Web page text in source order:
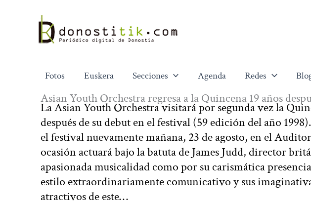
contenido
Fotos Euskera Secciones Agenda Redes
Asian Youth Orchestra regresa a la Quincena 19 años
La Asian Youth Orchestra visitará por segunda vez la
después de su debut en el festival (59 edición del año
el festival nuevamente mañana, 23 de agosto, en el
ocasión actuará bajo la batuta de James Judd, director
apasionada musicalidad como por su carismática
estilo extraordinariamente comunicativo y sus
atractivos de este…